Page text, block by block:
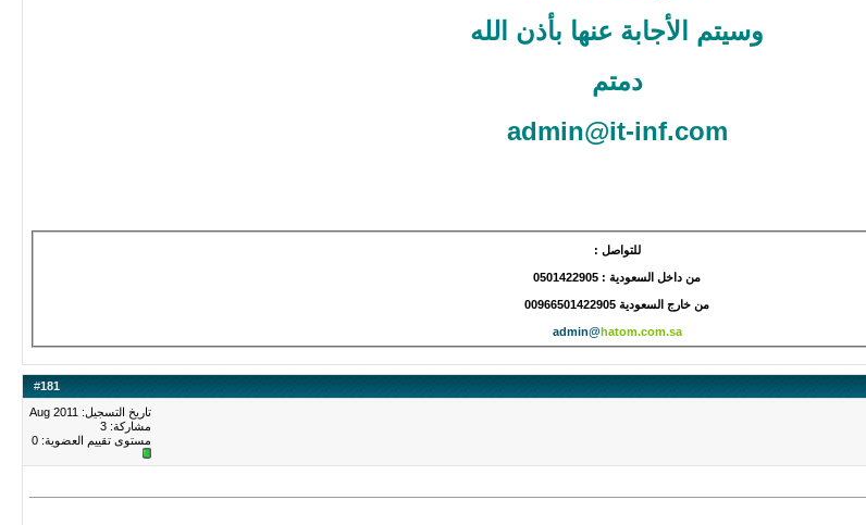
وسيتم الأجابة عنها بأذن الله
دمتم
admin@it-inf.com
للتواصل :
من داخل السعودية : 0501422905
من خارج السعودية 00966501422905
admin@hatom.com.sa
#181
تاريخ التسجيل: Aug 2011
مشاركة: 3
مستوى تقييم العضوية: 0